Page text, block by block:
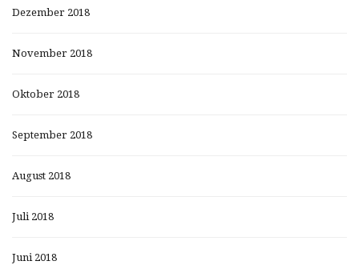
Dezember 2018
November 2018
Oktober 2018
September 2018
August 2018
Juli 2018
Juni 2018